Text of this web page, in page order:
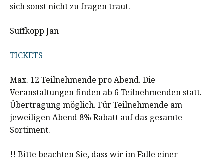
sich sonst nicht zu fragen traut.
Suffkopp Jan
TICKETS
Max. 12 Teilnehmende pro Abend. Die
Veranstaltungen finden ab 6 Teilnehmenden statt.
Übertragung möglich. Für Teilnehmende am
jeweiligen Abend 8% Rabatt auf das gesamte
Sortiment.
!! Bitte beachten Sie, dass wir im Falle einer